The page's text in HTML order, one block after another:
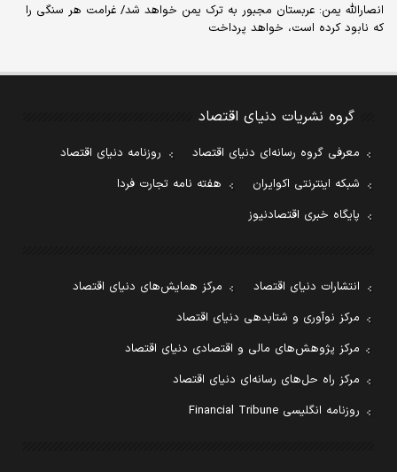
انصارالله یمن: عربستان مجبور به ترک یمن خواهد شد/ غرامت هر سنگی را
که نابود کرده است، خواهد پرداخت
گروه نشریات دنیای اقتصاد
معرفی گروه رسانه‌ای دنیای اقتصاد
روزنامه دنیای اقتصاد
شبکه اینترنتی اکوایران
هفته نامه تجارت فردا
پایگاه خبری اقتصادنیوز
انتشارات دنیای اقتصاد
مرکز همایش‌های دنیای اقتصاد
مرکز نوآوری و شتابدهی دنیای اقتصاد
مرکز پژوهش‌های مالی و اقتصادی دنیای اقتصاد
مرکز راه حل‌های رسانه‌ای دنیای اقتصاد
روزنامه انگلیسی Financial Tribune